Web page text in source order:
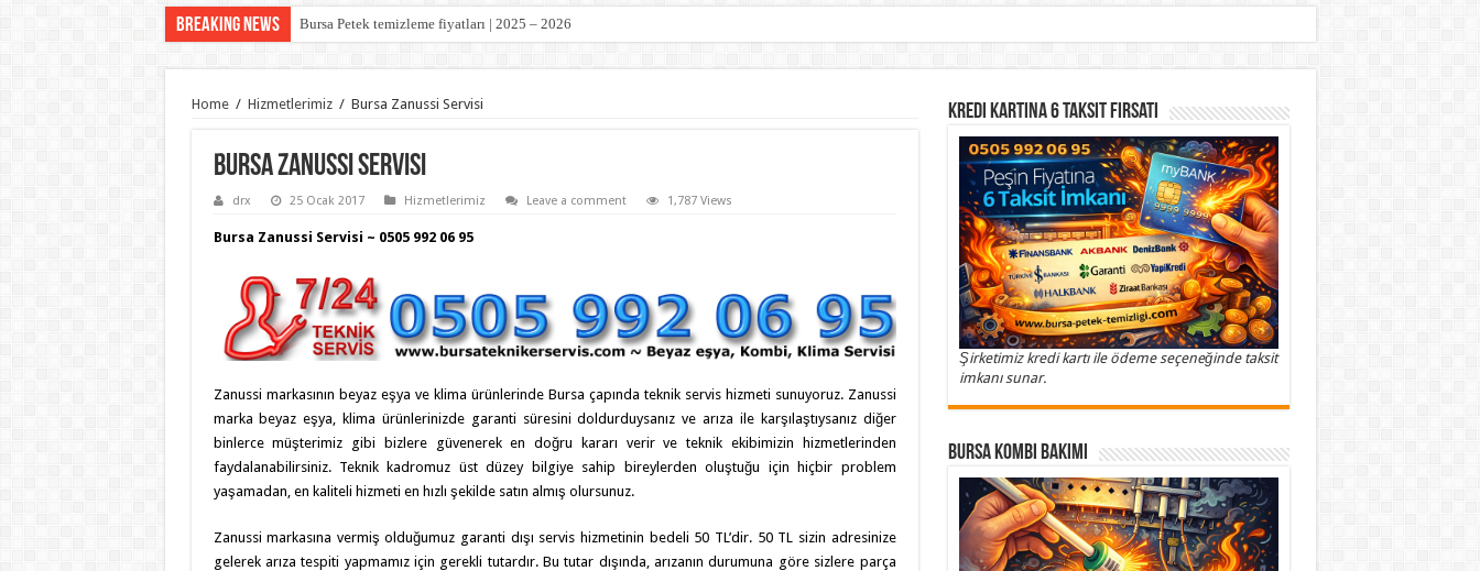
Breaking News Bursa Petek temizleme fiyatları | 2025 – 2026
Home / Hizmetlerimiz / Bursa Zanussi Servisi
Bursa Zanussi Servisi
drx 25 Ocak 2017 Hizmetlerimiz Leave a comment 1,787 Views
Bursa Zanussi Servisi ~ 0505 992 06 95
Zanussi markasının beyaz eşya ve klima ürünlerinde Bursa çapında teknik servis hizmeti sunuyoruz. Zanussi
marka beyaz eşya, klima ürünlerinizde garanti süresini doldurduysanız ve arıza ile karşılaştıysanız diğer
binlerce müşterimiz gibi bizlere güvenerek en doğru kararı verir ve teknik ekibimizin hizmetlerinden
faydalanabilirsiniz. Teknik kadromuz üst düzey bilgiye sahip bireylerden oluştuğu için hiçbir problem
yaşamadan, en kaliteli hizmeti en hızlı şekilde satın almış olursunuz.
Zanussi markasına vermiş olduğumuz garanti dışı servis hizmetinin bedeli 50 TL’dir. 50 TL sizin adresinize
gelerek arıza tespiti yapmamız için gerekli tutardır. Bu tutar dışında, arızanın durumuna göre sizlere parça
Kredi Kartına 6 Taksit Fırsatı
Şirketimiz kredi kartı ile ödeme seçeneğinde taksit
imkanı sunar.
Bursa Kombi Bakımı